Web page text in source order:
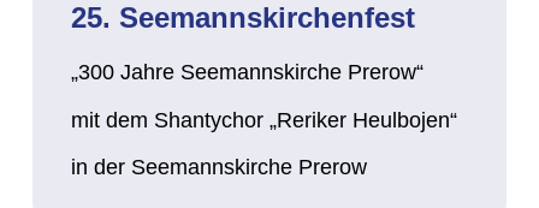
25. Seemannskirchenfest
„300 Jahre Seemannskirche Prerow“
mit dem Shantychor „Reriker Heulbojen“
in der Seemannskirche Prerow